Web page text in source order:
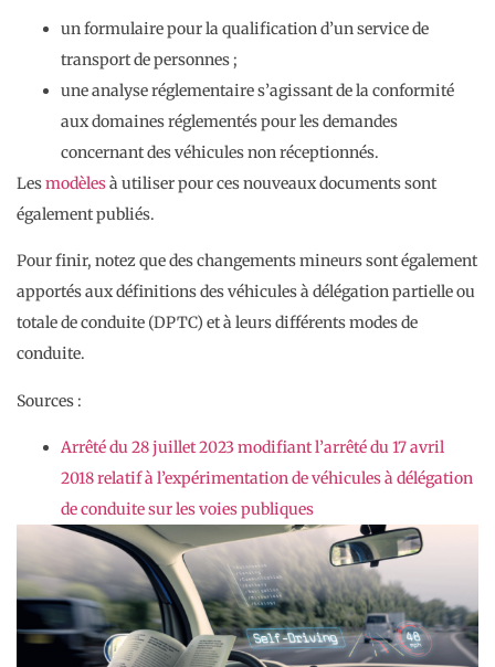
un formulaire pour la qualification d’un service de
transport de personnes ;
une analyse réglementaire s’agissant de la conformité
aux domaines réglementés pour les demandes
concernant des véhicules non réceptionnés.
Lesmodèlesà utiliser pour ces nouveaux documents sont
également publiés.
Pour finir, notez que des changements mineurs sont également
apportés aux définitions des véhicules à délégation partielle ou
totale de conduite (DPTC) et à leurs différents modes de
conduite.
Sources :
Arrêté du 28 juillet 2023 modifiant l’arrêté du 17 avril
2018 relatif à l’expérimentation de véhicules à délégation
de conduite sur les voies publiques